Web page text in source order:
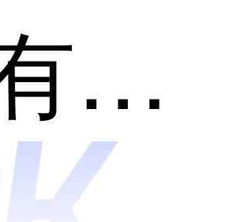
共有分类：AI智能抠图